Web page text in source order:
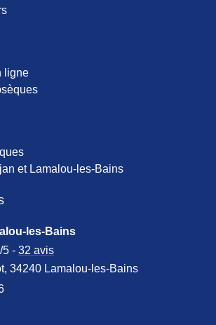
ligne
et Lamalou-les-Bains
les-Bains
/5 - 32 avis
34240 Lamalou-les-Bains